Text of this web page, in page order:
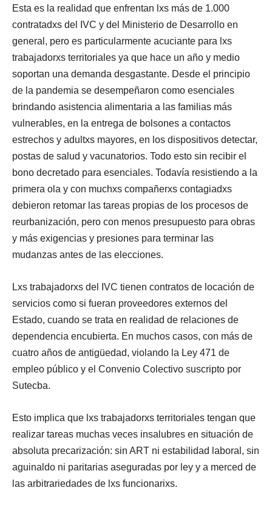
Esta es la realidad que enfrentan lxs más de 1.000
contratadxs del IVC y del Ministerio de Desarrollo en
general, pero es particularmente acuciante para lxs
trabajadorxs territoriales ya que hace un año y medio
soportan una demanda desgastante. Desde el principio
de la pandemia se desempeñaron como esenciales
brindando asistencia alimentaria a las familias más
vulnerables, en la entrega de bolsones a contactos
estrechos y adultxs mayores, en los dispositivos detectar,
postas de salud y vacunatorios. Todo esto sin recibir el
bono decretado para esenciales. Todavía resistiendo a la
primera ola y con muchxs compañerxs contagiadxs
debieron retomar las tareas propias de los procesos de
reurbanización, pero con menos presupuesto para obras
y más exigencias y presiones para terminar las
mudanzas antes de las elecciones.
Lxs trabajadorxs del IVC tienen contratos de locación de
servicios como si fueran proveedores externos del
Estado, cuando se trata en realidad de relaciones de
dependencia encubierta. En muchos casos, con más de
cuatro años de antigüedad, violando la Ley 471 de
empleo público y el Convenio Colectivo suscripto por
Sutecba.
Esto implica que lxs trabajadorxs territoriales tengan que
realizar tareas muchas veces insalubres en situación de
absoluta precarización: sin ART ni estabilidad laboral, sin
aguinaldo ni paritarias aseguradas por ley y a merced de
las arbitrariedades de lxs funcionarixs.